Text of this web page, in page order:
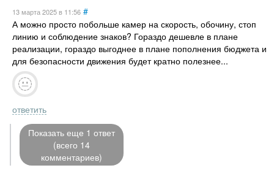
13 марта 2025в 11:56 #
А можно просто побольше камер на скорость, обочину, стоп
линию и соблюдение знаков? Гораздо дешевле в плане
реализации, гораздо выгоднее в плане пополнения бюджета и
для безопасности движения будет кратно полезнее...
ответить
Показать еще 1 ответ
(всего 14
комментариев)